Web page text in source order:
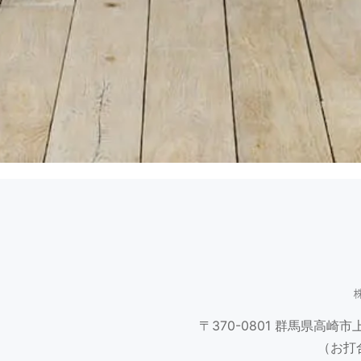
〒370-0801 群馬県高崎市
（お